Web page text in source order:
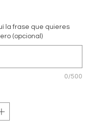
la frase que quieres
(opcional)
0/500